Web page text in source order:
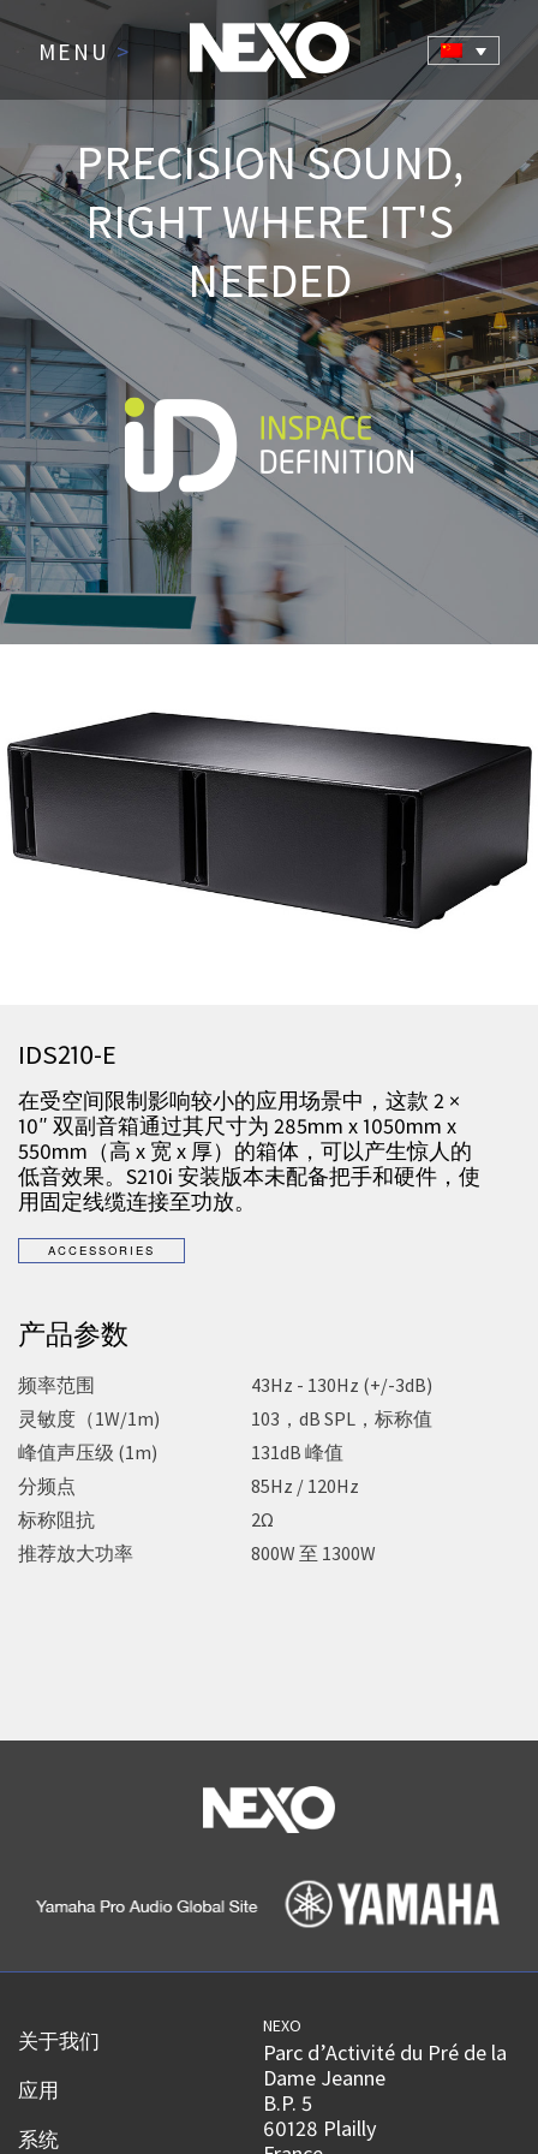
MENU >
PRECISION SOUND,
RIGHT WHERE IT'S
NEEDED
IDS210-E
在受空间限制影响较小的应用场景中，这款 2 ×
10″ 双副音箱通过其尺寸为 285mm x 1050mm x
550mm（高 x 宽 x 厚）的箱体，可以产生惊人的
低音效果。S210i 安装版本未配备把手和硬件，使
用固定线缆连接至功放。
产品参数
频率范围
43Hz - 130Hz (+/-3dB)
灵敏度（1W/1m)
103，dB SPL，标称值
峰值声压级 (1m)
131dB 峰值
分频点
85Hz / 120Hz
标称阻抗
2Ω
推荐放大功率
800W 至 1300W
关于我们
应用
系统
NEXO
Parc d’Activité du Pré de la
Dame Jeanne
B.P. 5
60128 Plailly